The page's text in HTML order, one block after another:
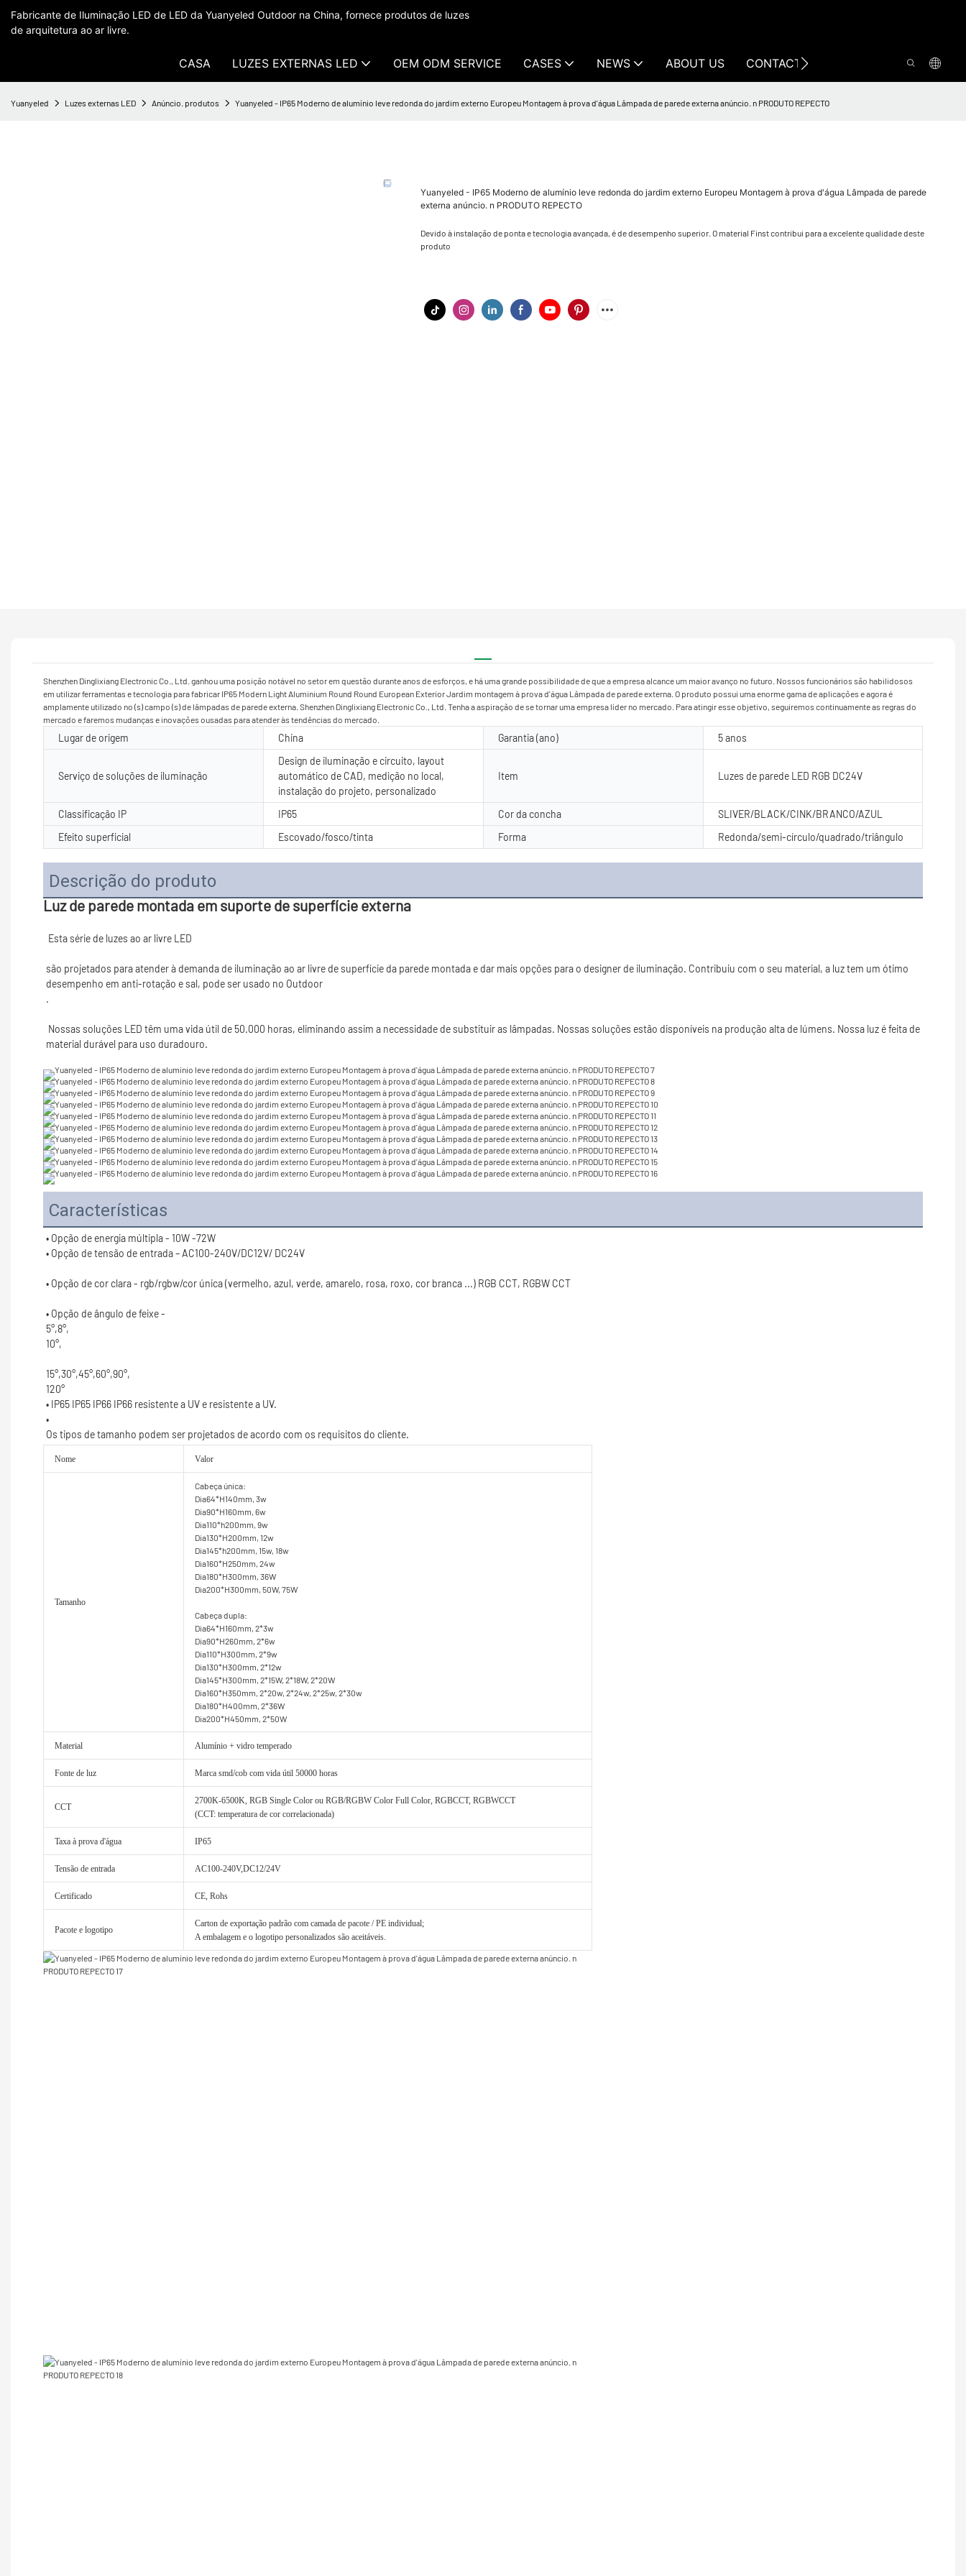
Fabricante de Iluminação LED de LED da Yuanyeled Outdoor na China, fornece produtos de luzes
de arquitetura ao ar livre.
CASA LUZES EXTERNAS LED OEM ODM SERVICE CASES NEWS ABOUT US CONTACT US
Yuanyeled Luzes externas LED Anúncio. produtos Yuanyeled - IP65 Moderno de alumínio leve redonda do jardim externo Europeu Montagem à prova d'água Lâmpada de parede externa anúncio. n PRODUTO REPECTO
Yuanyeled - IP65 Moderno de alumínio leve redonda do jardim externo Europeu Montagem à prova d'água Lâmpada de parede
externa anúncio. n PRODUTO REPECTO
Devido à instalação de ponta e tecnologia avançada, é de desempenho superior. O material Finst contribui para a excelente qualidade deste
produto
Shenzhen Dinglixiang Electronic Co., Ltd. ganhou uma posição notável no setor em questão durante anos de esforços, e há uma grande possibilidade de que a empresa alcance um maior avanço no futuro. Nossos funcionários são habilidosos
em utilizar ferramentas e tecnologia para fabricar IP65 Modern Light Aluminium Round Round European Exterior Jardim montagem à prova d'água Lâmpada de parede externa. O produto possui uma enorme gama de aplicações e agora é
amplamente utilizado no (s) campo (s) de lâmpadas de parede externa. Shenzhen Dinglixiang Electronic Co., Ltd. Tenha a aspiração de se tornar uma empresa líder no mercado. Para atingir esse objetivo, seguiremos continuamente as regras do
mercado e faremos mudanças e inovações ousadas para atender às tendências do mercado.
Lugar de origem China Garantia (ano) 5 anos
Serviço de soluções de iluminação
Design de iluminação e circuito, layout
automático de CAD, medição no local,
instalação do projeto, personalizado
Item Luzes de parede LED RGB DC24V
Classificação IP IP65 Cor da concha
SLIVER/BLACK/CINK/BRANCO/AZUL
Efeito superficial
Escovado/fosco/tinta Forma Redonda/semi-círculo/quadrado/triângulo
Descrição do produto
Luz de parede montada em suporte de superfície externa
são projetados para atender à demanda de iluminação ao ar livre de superfície da parede montada e dar mais opções para o designer de iluminação. Contribuiu com o seu material, a luz tem um ótimo
Características
120°
Nome Valor
Tamanho
Cabeça única:
Dia64*H140mm, 3w
Dia90*H160mm, 6w
Dia110*h200mm, 9w
Dia130*H200mm, 12w
Dia145*h200mm, 15w, 18w
Dia160*H250mm, 24w
Dia180*H300mm, 36W
Dia200*H300mm, 50W, 75W
Cabeça dupla:
Dia64*H160mm, 2*3w
Dia90*H260mm, 2*6w
Dia110*H300mm, 2*9w
Dia130*H300mm, 2*12w
Dia145*H300mm, 2*15W, 2*18W, 2*20W
Dia160*H350mm, 2*20w, 2*24w, 2*25w, 2*30w
Dia180*H400mm, 2*36W
Dia200*H450mm, 2*50W
Material Alumínio + vidro temperado
Fonte de luz Marca smd/cob com vida útil 50000 horas
CCT
2700K-6500K, RGB Single Color ou RGB/RGBW Color Full Color, RGBCCT, RGBWCCT
(CCT: temperatura de cor correlacionada)
Taxa à prova d'água IP65
Tensão de entrada AC100-240V,DC12/24V
Certificado CE, Rohs
Pacote e logotipo
Carton de exportação padrão com camada de pacote / PE individual;
A embalagem e o logotipo personalizados são aceitáveis.